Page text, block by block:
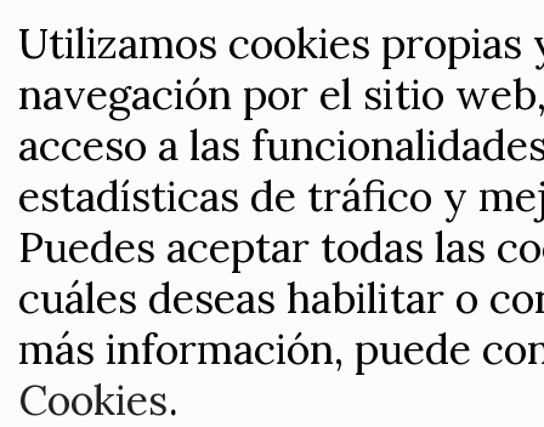
Utilizamos cookies
navegación por el sitio
acceso a las
estadísticas de tráfico y
Puedes aceptar todas las
cuáles deseas habilitar o
más información, puede
Cookies.